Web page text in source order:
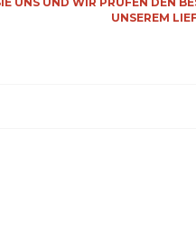
UNSEREM